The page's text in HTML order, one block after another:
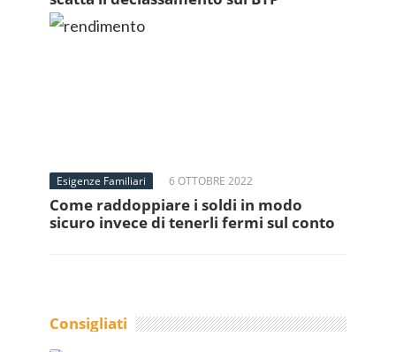
Esigenze Familiari 6 OTTOBRE 2022
Come raddoppiare i soldi in modo
sicuro invece di tenerli fermi sul conto
Consigliati